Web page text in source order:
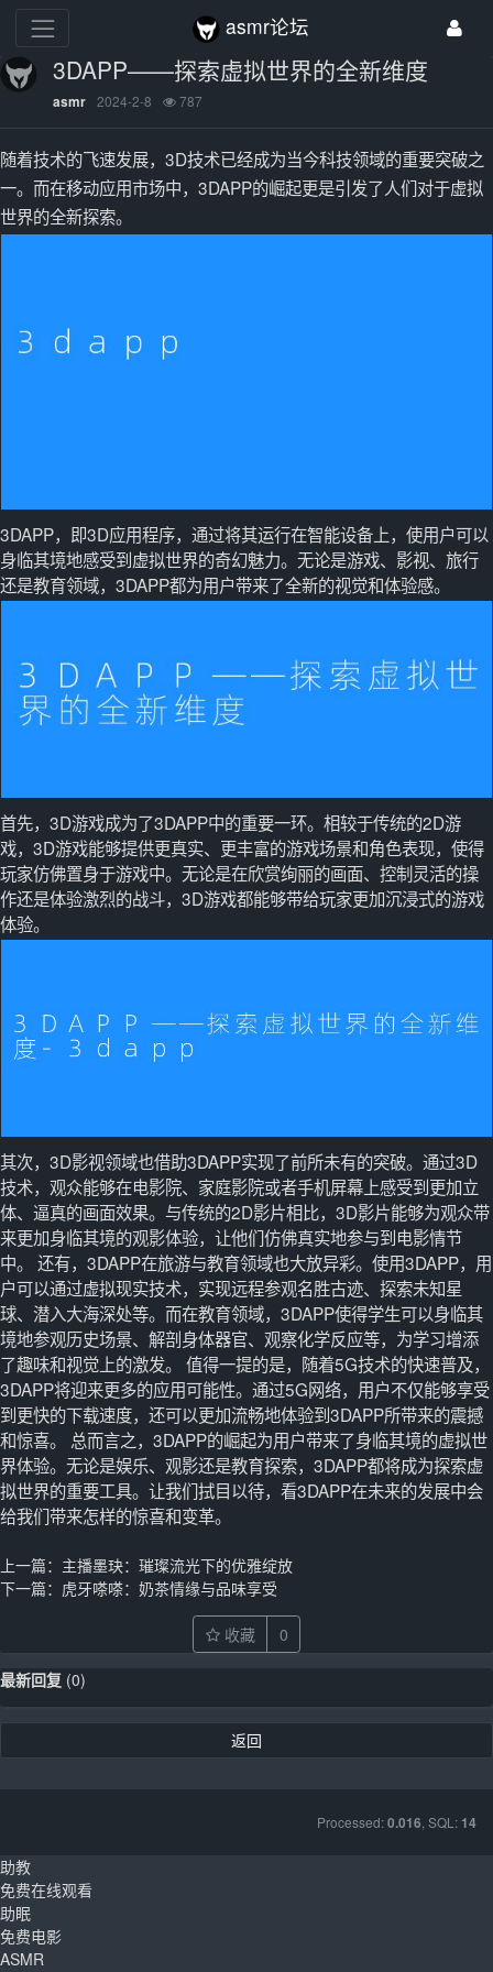
asmr论坛
3DAPP——探索虚拟世界的全新维度
asmr 2024-2-8 787
随着技术的飞速发展，3D技术已经成为当今科技领域的重要突破之
一。而在移动应用市场中，3DAPP的崛起更是引发了人们对于虚拟
世界的全新探索。
3DAPP，即3D应用程序，通过将其运行在智能设备上，使用户可以
身临其境地感受到虚拟世界的奇幻魅力。无论是游戏、影视、旅行
还是教育领域，3DAPP都为用户带来了全新的视觉和体验感。
首先，3D游戏成为了3DAPP中的重要一环。相较于传统的2D游
戏，3D游戏能够提供更真实、更丰富的游戏场景和角色表现，使得
玩家仿佛置身于游戏中。无论是在欣赏绚丽的画面、控制灵活的操
作还是体验激烈的战斗，3D游戏都能够带给玩家更加沉浸式的游戏
体验。
其次，3D影视领域也借助3DAPP实现了前所未有的突破。通过3D
技术，观众能够在电影院、家庭影院或者手机屏幕上感受到更加立
体、逼真的画面效果。与传统的2D影片相比，3D影片能够为观众带
来更加身临其境的观影体验，让他们仿佛真实地参与到电影情节
中。 还有，3DAPP在旅游与教育领域也大放异彩。使用3DAPP，用
户可以通过虚拟现实技术，实现远程参观名胜古迹、探索未知星
球、潜入大海深处等。而在教育领域，3DAPP使得学生可以身临其
境地参观历史场景、解剖身体器官、观察化学反应等，为学习增添
了趣味和视觉上的激发。 值得一提的是，随着5G技术的快速普及，
3DAPP将迎来更多的应用可能性。通过5G网络，用户不仅能够享受
到更快的下载速度，还可以更加流畅地体验到3DAPP所带来的震撼
和惊喜。 总而言之，3DAPP的崛起为用户带来了身临其境的虚拟世
界体验。无论是娱乐、观影还是教育探索，3DAPP都将成为探索虚
拟世界的重要工具。让我们拭目以待，看3DAPP在未来的发展中会
给我们带来怎样的惊喜和变革。
上一篇： 主播墨玦：璀璨流光下的优雅绽放
下一篇： 虎牙嗏嗏：奶茶情缘与品味享受
收藏 0
最新回复 (0)
返回
Processed:0.016, SQL: 14
助教
免费在线观看
助眠
免费电影
ASMR